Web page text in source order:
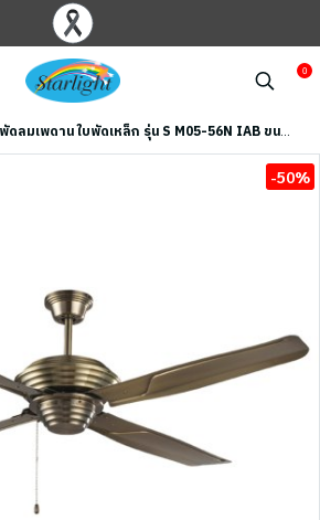
0
พัดลมเพดาน ใบพัดเหล็ก รุ่น S M05-56N IAB ขนาด 56 นิ้ว สีทองรมดำ
-50%